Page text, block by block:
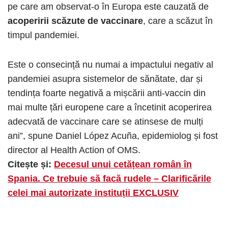
pe care am observat-o în Europa este cauzată de
acoperirii scăzute de vaccinare, care a scăzut în
timpul pandemiei.
Este o consecință nu numai a impactului negativ al
pandemiei asupra sistemelor de sănătate, dar și
tendința foarte negativă a mișcării anti-vaccin din
mai multe țări europene care a încetinit acoperirea
adecvată de vaccinare care se atinsese de mulți
ani”, spune Daniel López Acuña, epidemiolog și fost
director al Health Action of OMS.
Citește și: Decesul unui cetățean român în
Spania. Ce trebuie să facă rudele – Clarificările
celei mai autorizate instituții EXCLUSIV